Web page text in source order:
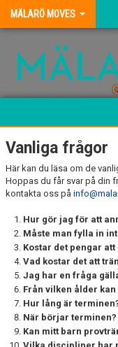
MÄLARÖ MOVES
HEM
NYHETER
FÖRENINGEN
BLI TRÄNARE
FÖRENINGSKLÄDER
VANLIGA FRÅGOR
Vanliga frågor
Här kan du läsa om de
Hoppas du får svar på din
kontakta oss på
Hur gör jag för att
Måste man fylla in
Kostar det pengar
Vad kostar det att
Jag har en fråga
Från vilken ålder
Hur lång är
När börjar terminen?
Kan mitt barn